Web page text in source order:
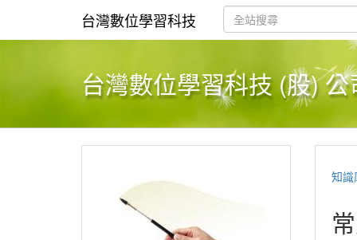
台灣數位學習科技
台灣數位學習科技 (股) 公
知識